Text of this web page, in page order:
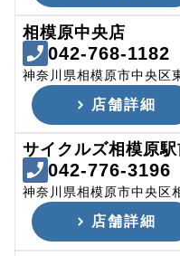
相模原中央店
042-768-1182
神奈川県相模原市中央区
店舗詳細
サイクルズ相模原
042-776-3196
神奈川県相模原市中央区
店舗詳細